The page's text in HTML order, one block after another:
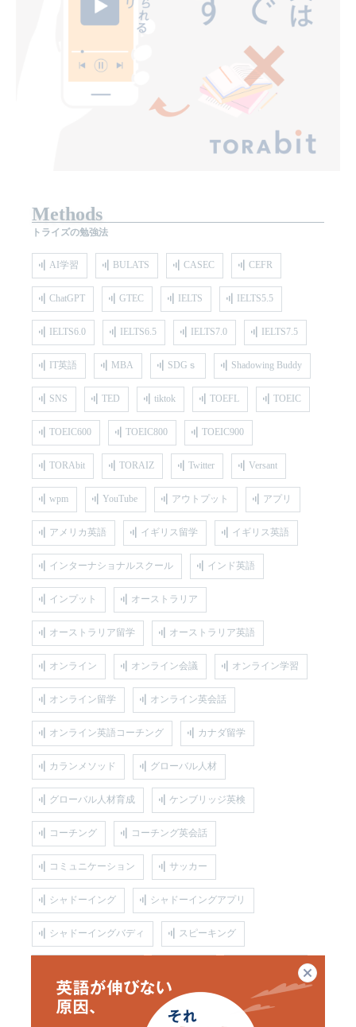
Methods
トライズの勉強法
AI学習 BULATS CASEC CEFR
ChatGPT GTEC IELTS IELTS5.5
IELTS6.0 IELTS6.5 IELTS7.0 IELTS7.5
IT英語 MBA SDGｓ Shadowing Buddy
SNS TED tiktok TOEFL TOEIC
TOEIC600 TOEIC800 TOEIC900
TORAbit TORAIZ Twitter Versant
wpm YouTube アウトプット アプリ
アメリカ英語 イギリス留学 イギリス英語
インターナショナルスクール インド英語
インプット オーストラリア
オーストラリア留学 オーストラリア英語
オンライン オンライン会議 オンライン学習
オンライン留学 オンライン英会話
オンライン英語コーチング カナダ留学
カランメソッド グローバル人材
グローバル人材育成 ケンブリッジ英検
コーチング コーチング英会話
コミュニケーション サッカー
シャドーイング シャドーイングアプリ
シャドーイングバディ スピーキング
スポーツ英語
スモールトーク スラング ディクテーション
閉じる